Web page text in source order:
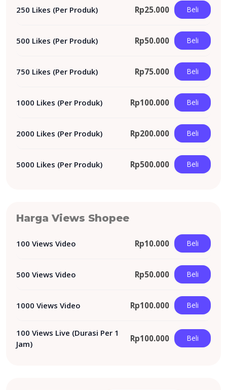
250 Likes (Per Produk) Rp25.000 Beli
500 Likes (Per Produk) Rp50.000 Beli
750 Likes (Per Produk) Rp75.000 Beli
1000 Likes (Per Produk) Rp100.000 Beli
2000 Likes (Per Produk) Rp200.000 Beli
5000 Likes (Per Produk) Rp500.000 Beli
Harga Views Shopee
100 Views Video Rp10.000 Beli
500 Views Video Rp50.000 Beli
1000 Views Video Rp100.000 Beli
100 Views Live (Durasi Per 1
Jam)
Rp100.000 Beli